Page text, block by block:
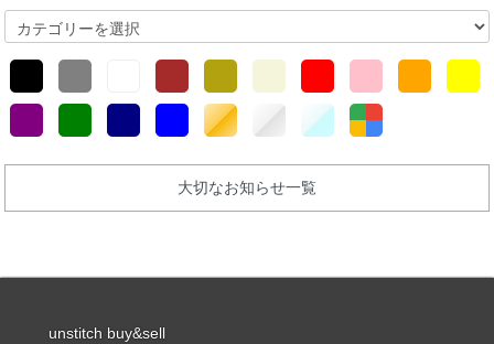
大切なお知らせ一覧
unstitch buy&sell